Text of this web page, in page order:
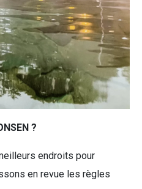
?
endroits pour
en revue les règles